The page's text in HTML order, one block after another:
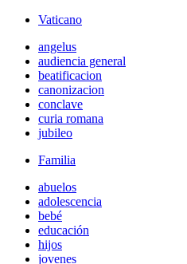
Vaticano
angelus
audiencia general
beatificacion
canonizacion
conclave
curia romana
jubileo
Familia
abuelos
adolescencia
bebé
educación
hijos
jovenes